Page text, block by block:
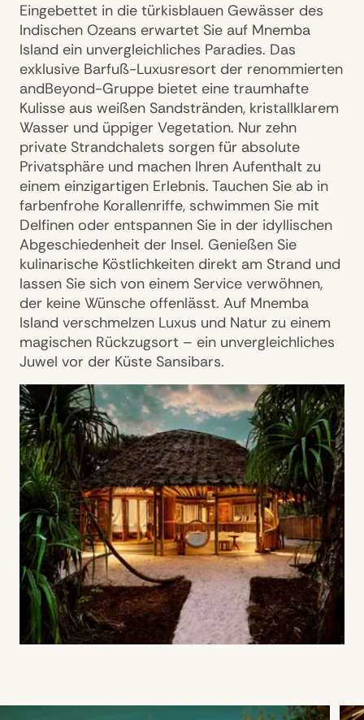
Eingebettet in die türkisblauen Gewässer des
Indischen Ozeans erwartet Sie auf Mnemba
Island ein unvergleichliches Paradies. Das
exklusive Barfuß-Luxusresort der renommierten
andBeyond-Gruppe bietet eine traumhafte
Kulisse aus weißen Sandstränden, kristallklarem
Wasser und üppiger Vegetation. Nur zehn
private Strandchalets sorgen für absolute
Privatsphäre und machen Ihren Aufenthalt zu
einem einzigartigen Erlebnis. Tauchen Sie ab in
farbenfrohe Korallenriffe, schwimmen Sie mit
Delfinen oder entspannen Sie in der idyllischen
Abgeschiedenheit der Insel. Genießen Sie
kulinarische Köstlichkeiten direkt am Strand und
lassen Sie sich von einem Service verwöhnen,
der keine Wünsche offenlässt. Auf Mnemba
Island verschmelzen Luxus und Natur zu einem
magischen Rückzugsort – ein unvergleichliches
Juwel vor der Küste Sansibars.